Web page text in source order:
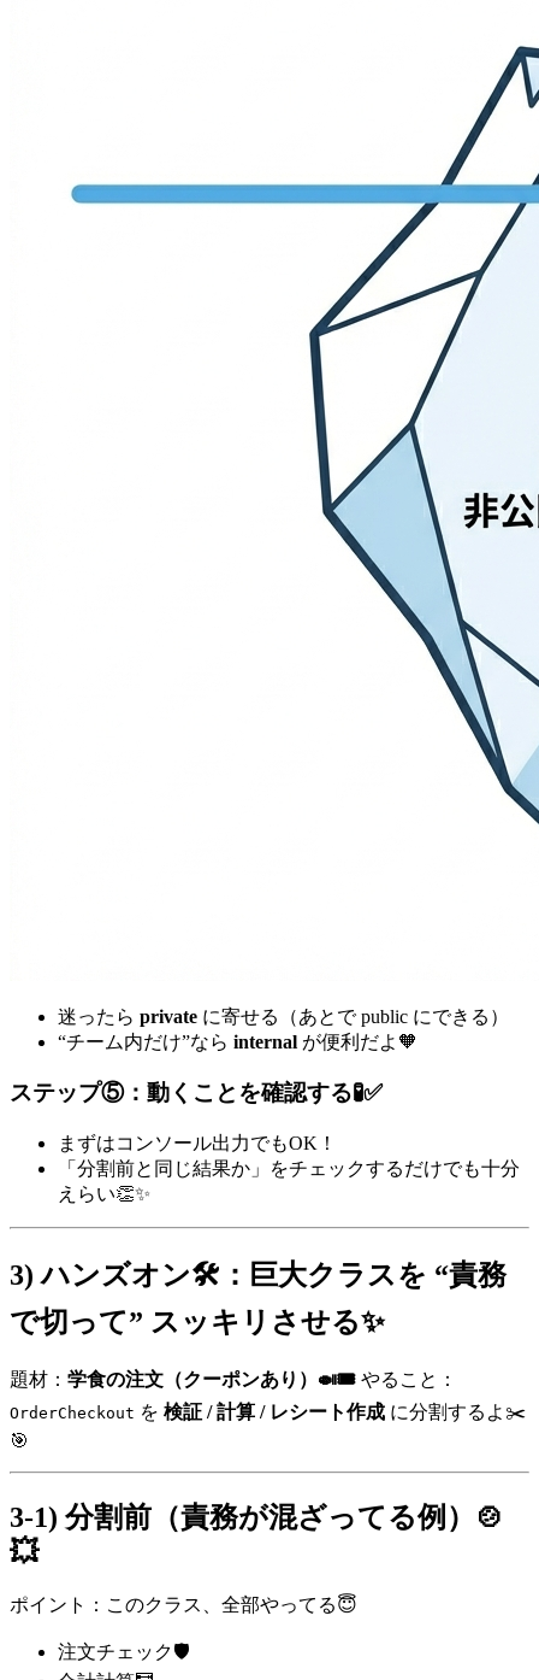
迷ったら private に寄せる（あとで public にできる）
“チーム内だけ”なら internal が便利だよ🧡
ステップ⑤：動くことを確認する🧪✅
まずはコンソール出力でもOK！
「分割前と同じ結果か」をチェックするだけでも十分
えらい👏✨
3) ハンズオン🛠️：巨大クラスを “責務
で切って” スッキリさせる✨
題材： 学食の注文（クーポンあり）🍛🎟️ やること：
OrderCheckout を 検証 / 計算 / レシート作成 に分割するよ✂️
🎯
3-1) 分割前（責務が混ざってる例）🍲
💥
ポイント：このクラス、全部やってる😇
注文チェック🛡️